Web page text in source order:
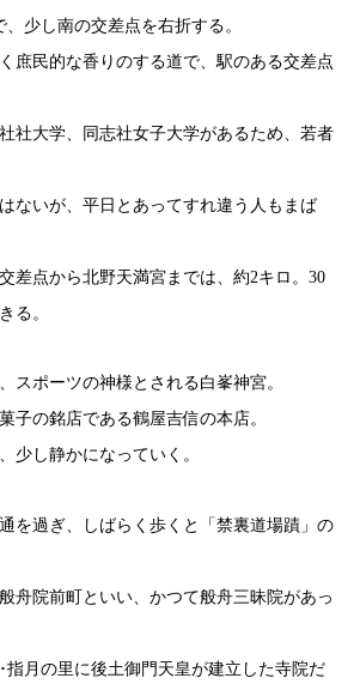
少し南の交差点を右折する。
庶民的な香りのする道で、駅のある交差点
社大学、同志社女子大学があるため、若者
ないが、平日とあってすれ違う人もまば
差点から北野天満宮までは、約2キロ。30
る。
スポーツの神様とされる白峯神宮。
子の銘店である鶴屋吉信の本店。
少し静かになっていく。
を過ぎ、しばらく歩くと「禁裏道場蹟」の
舟院前町といい、かつて般舟三昧院があっ
指月の里に後土御門天皇が建立した寺院だ